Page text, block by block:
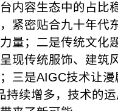
内容生态中的占比
，紧密贴合九十年
量；二是传统文化
呈现传统服饰、建
三是AIGC技术让
持续增多，技术的